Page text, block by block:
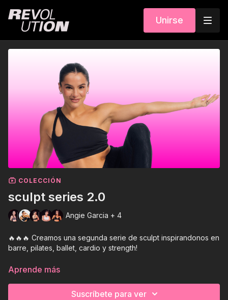
Unirse
COLECCIÓN
sculpt series 2.0
Angie Garcia + 4
🔥🔥🔥 Creamos una segunda serie de sculpt inspirandonos en
barre, pilates, ballet, cardio y strength!
burn + release = ❤️‍🔥
Aprende más
Suscríbete para ver